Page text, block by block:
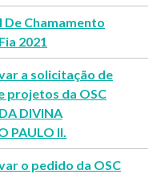
De Chamamento
2021
a solicitação de
projetos da OSC
DIVINA
PAULO II.
o pedido da OSC